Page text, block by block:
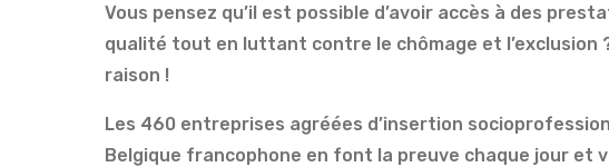
Vous pensez qu’il est possible d’avoir accès à des
qualité tout en luttant contre le chômage et l’exclusion
raison !
Les 460 entreprises agréées d’insertion
Belgique francophone en font la preuve chaque jour et